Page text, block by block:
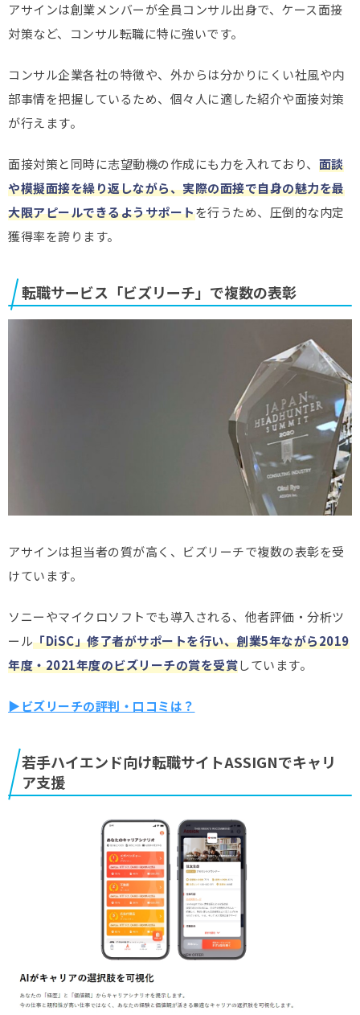
アサインは創業メンバーが全員コンサル出身で、ケース面接
対策など、コンサル転職に特に強いです。
コンサル企業各社の特徴や、外からは分かりにくい社風や内
部事情を把握しているため、個々人に適した紹介や面接対策
が行えます。
面接対策と同時に志望動機の作成にも力を入れており、 面談
や模擬面接を繰り返しながら、実際の面接で自身の魅力を最
大限アピールできるようサポートを行うため、圧倒的な内定
獲得率を誇ります。
転職サービス「ビズリーチ」で複数の表彰
アサインは担当者の質が高く、ビズリーチで複数の表彰を受
けています。
ソニーやマイクロソフトでも導入される、他者評価・分析ツ
ール「DiSC」修了者がサポートを行い、創業5年ながら2019
年度・2021年度のビズリーチの賞を受賞しています。
▶ビズリーチの評判・口コミは？
若手ハイエンド向け転職サイトASSIGNでキャリ
ア支援